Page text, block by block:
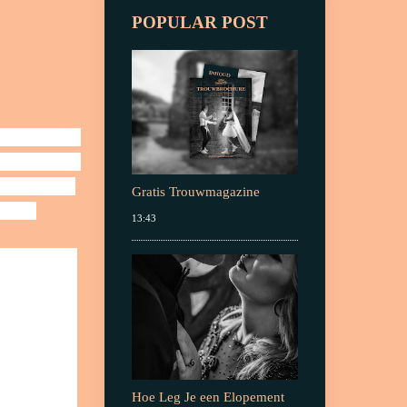
POPULAR POST
Gratis Trouwmagazine
13:43
Hoe Leg Je een Elopement